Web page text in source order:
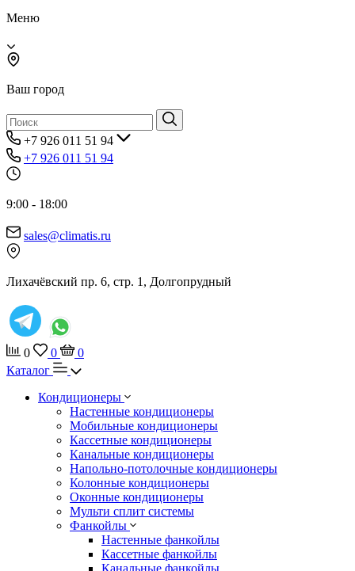
Меню
Ваш город
+7 926 011 51 94
+7 926 011 51 94
9:00 - 18:00
sales@climatis.ru
Лихачёвский пр. 6, стр. 1, Долгопрудный
0 0
0
Каталог
Кондиционеры
Настенные кондиционеры
Мобильные кондиционеры
Кассетные кондиционеры
Канальные кондиционеры
Напольно-потолочные кондиционеры
Колонные кондиционеры
Оконные кондиционеры
Мульти сплит системы
Фанкойлы
Настенные фанкойлы
Кассетные фанкойлы
Канальные фанкойлы